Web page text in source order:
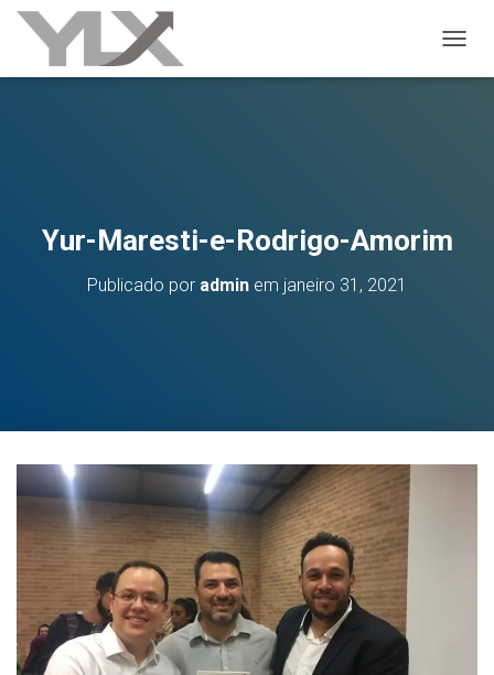
Yur-Maresti-e-Rodrigo-Amorim
Publicado por admin em janeiro 31, 2021